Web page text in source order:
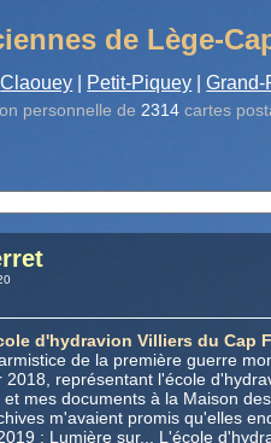
de Lège-
Claouey Petit-Piquey Grand-
personnelle de 2314 cartes
d'hydravion Villiers du Cap
de la première guerre
représentant l'école
mes documents à la Maison
m'avaient promis qu'elles
: Lumière sur... L'école